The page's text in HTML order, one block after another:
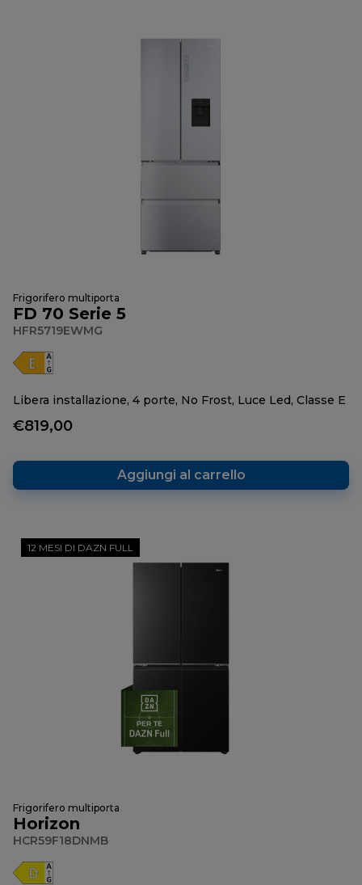
Frigorifero multiporta
FD 70 Serie 5
HFR5719EWMG
Libera installazione, 4 porte, No Frost, Luce Led, Classe E
€819,00
Aggiungi al carrello
12 MESI DI DAZN FULL
Frigorifero multiporta
Horizon
HCR59F18DNMB